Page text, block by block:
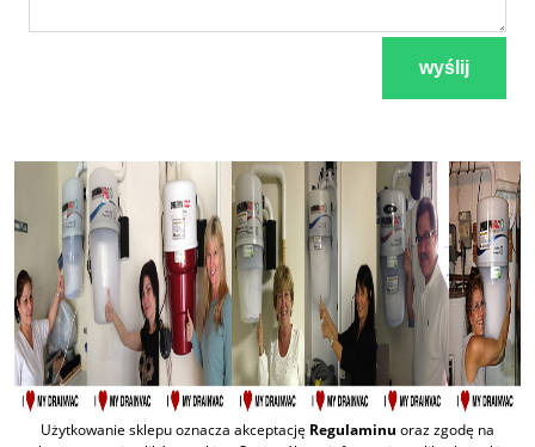
wyślij
Użytkowanie sklepu oznacza akceptację Regulaminu oraz zgodę na